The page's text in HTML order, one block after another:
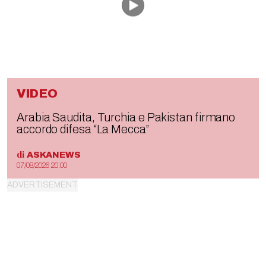
VIDEO
Arabia Saudita, Turchia e Pakistan firmano
accordo difesa “La Mecca”
di ASKANEWS
07/08/2026 20:00